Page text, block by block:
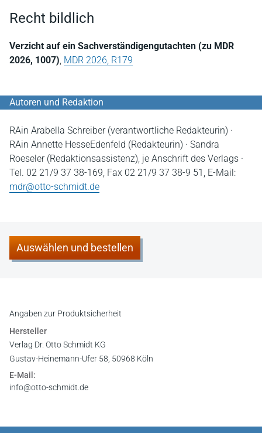
Recht bildlich
Verzicht auf ein Sachverständigengutachten (zu MDR
2026, 1007), MDR 2026, R179
Autoren und Redaktion
RAin Arabella Schreiber (verantwortliche Redakteurin) ·
RAin Annette HesseEdenfeld (Redakteurin) · Sandra
Roeseler (Redaktionsassistenz), je Anschrift des Verlags ·
Tel. 02 21/9 37 38-169, Fax 02 21/9 37 38-9 51, E-Mail:
mdr@otto-schmidt.de
Auswählen und bestellen
Angaben zur Produktsicherheit
Hersteller
Verlag Dr. Otto Schmidt KG
Gustav-Heinemann-Ufer 58, 50968 Köln
E-Mail:
info@otto-schmidt.de